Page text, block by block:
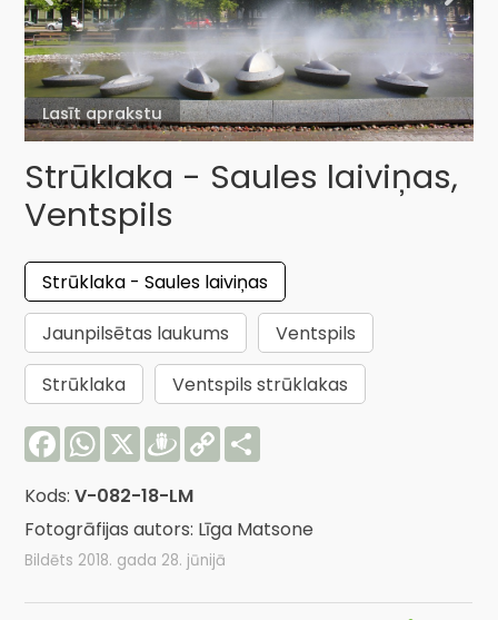
Lasīt aprakstu
Strūklaka - Saules laiviņas,
Ventspils
Strūklaka - Saules laiviņas
Jaunpilsētas laukums
Ventspils
Strūklaka
Ventspils strūklakas
FacebookWhatsApp
X Draugiem
Copy
Link
Kods:V-082-18-LM
Fotogrāfijas autors: Līga Matsone
Bildēts 2018. gada 28. jūnijā